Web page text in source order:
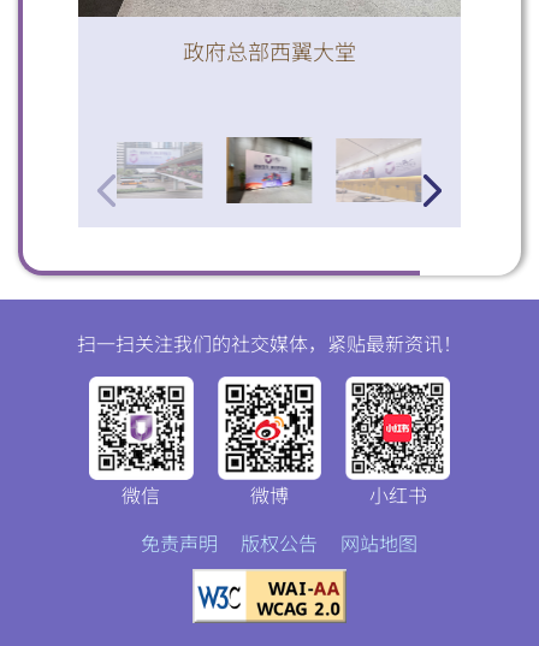
政府总部西翼大堂
免责声明 版权公告 网站地图
扫一扫关注我们的社交媒体，紧贴最新资讯！
微信 微博 小红书